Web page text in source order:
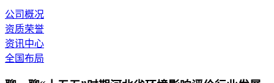
公司概况
资质荣誉
资讯中心
全国布局